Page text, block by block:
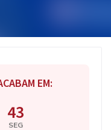
EM:
42
SEG